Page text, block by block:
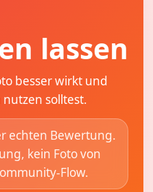
lassen
besser wirkt und
solltest.
echten Bewertung.
kein Foto von
Flow.